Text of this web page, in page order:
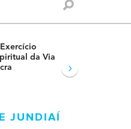
da Via
›
JUNDIAÍ